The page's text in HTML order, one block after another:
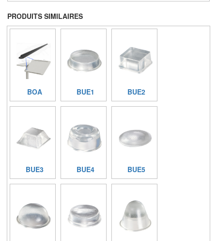
PRODUITS SIMILAIRES
BOA BUE1 BUE2
BUE3 BUE4 BUE5